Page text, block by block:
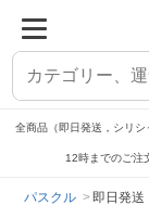
全商品（即日発送，シリ
12時までのご注
パスクル 即日発送